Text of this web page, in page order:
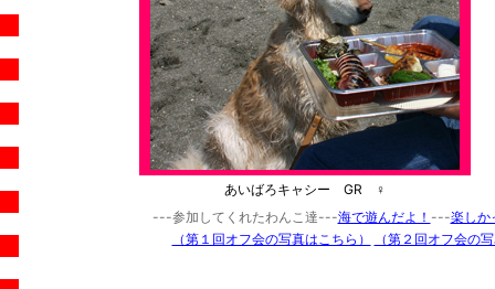
あいばろキャシー GR ♀
---参加してくれたわんこ達---海で遊んだよ！ ---楽しか
（第１回オフ会の写真はこちら）
（第２回オフ会の